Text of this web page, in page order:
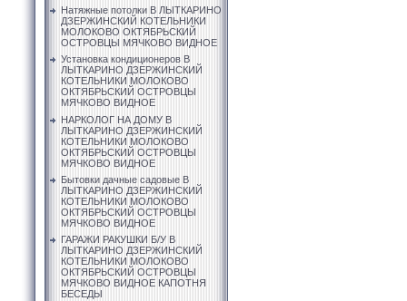
Натяжные потолки В ЛЫТКАРИНО
ДЗЕРЖИНСКИЙ КОТЕЛЬНИКИ
МОЛОКОВО ОКТЯБРЬСКИЙ
ОСТРОВЦЫ МЯЧКОВО ВИДНОЕ
Установка кондиционеров В
ЛЫТКАРИНО ДЗЕРЖИНСКИЙ
КОТЕЛЬНИКИ МОЛОКОВО
ОКТЯБРЬСКИЙ ОСТРОВЦЫ
МЯЧКОВО ВИДНОЕ
НАРКОЛОГ НА ДОМУ В
ЛЫТКАРИНО ДЗЕРЖИНСКИЙ
КОТЕЛЬНИКИ МОЛОКОВО
ОКТЯБРЬСКИЙ ОСТРОВЦЫ
МЯЧКОВО ВИДНОЕ
Бытовки дачные садовые В
ЛЫТКАРИНО ДЗЕРЖИНСКИЙ
КОТЕЛЬНИКИ МОЛОКОВО
ОКТЯБРЬСКИЙ ОСТРОВЦЫ
МЯЧКОВО ВИДНОЕ
ГАРАЖИ РАКУШКИ Б/У В
ЛЫТКАРИНО ДЗЕРЖИНСКИЙ
КОТЕЛЬНИКИ МОЛОКОВО
ОКТЯБРЬСКИЙ ОСТРОВЦЫ
МЯЧКОВО ВИДНОЕ КАПОТНЯ
БЕСЕДЫ